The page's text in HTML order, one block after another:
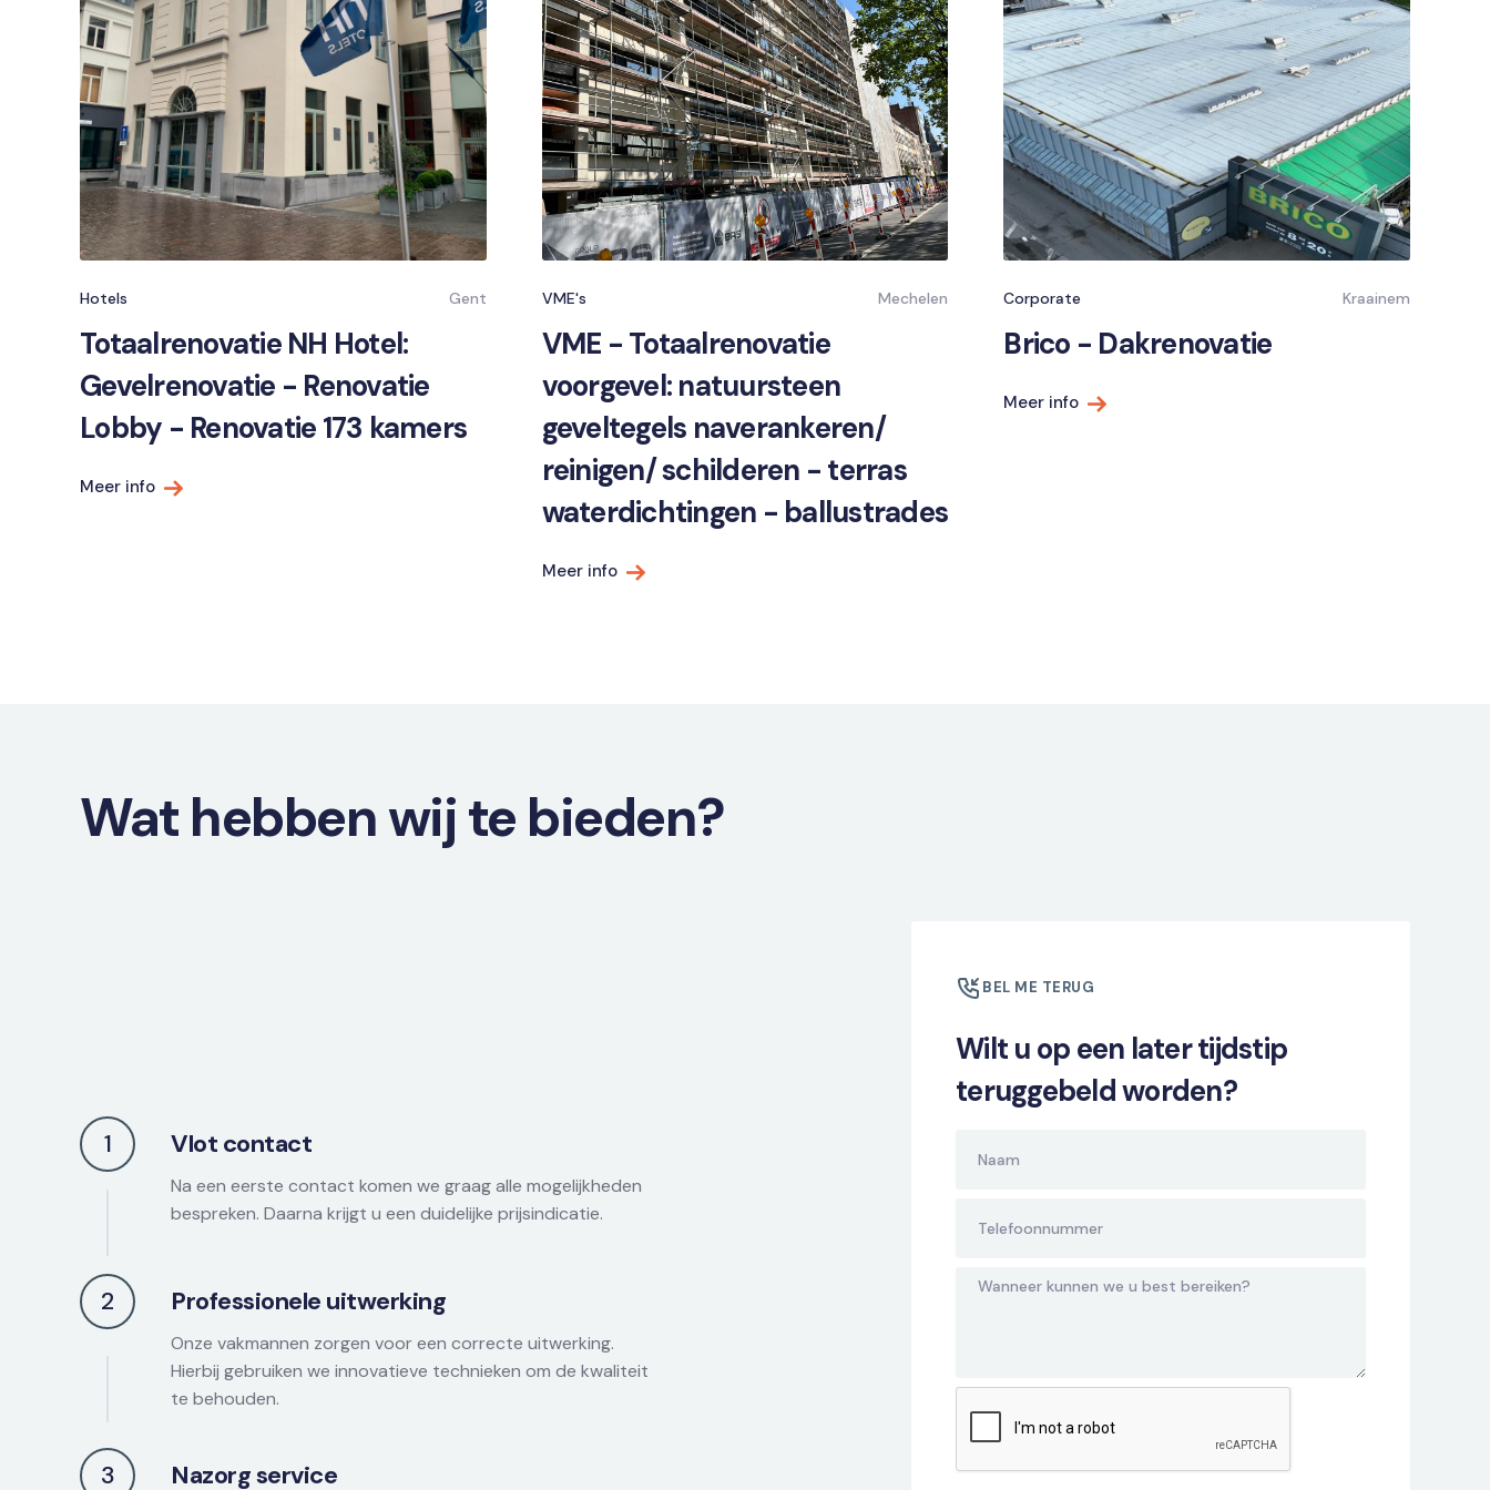
Hotels Gent
Totaalrenovatie NH Hotel:
Gevelrenovatie - Renovatie
Lobby - Renovatie 173 kamers
Meer info
VME's Mechelen
VME - Totaalrenovatie
voorgevel: natuursteen
geveltegels naverankeren/
reinigen/ schilderen - terras
waterdichtingen - ballustrades
Meer info
Corporate Kraainem
Brico - Dakrenovatie
Meer info
Wat hebben wij te bieden?
1
2
3
Vlot contact
Na een eerste contact komen we graag alle mogelijkheden
bespreken. Daarna krijgt u een duidelijke prijsindicatie.
Professionele uitwerking
Onze vakmannen zorgen voor een correcte uitwerking.
Hierbij gebruiken we innovatieve technieken om de kwaliteit
te behouden.
Nazorg service
BEL ME TERUG
Wilt u op een later tijdstip
teruggebeld worden?